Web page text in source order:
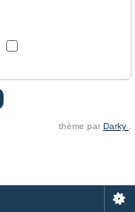
thème par Darky